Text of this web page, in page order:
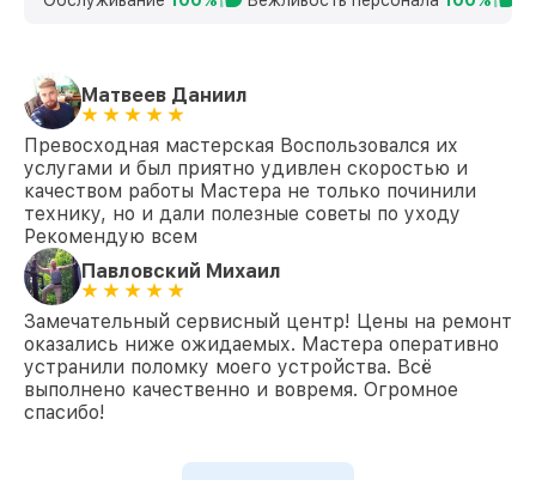
Матвеев Даниил
Превосходная мастерская Воспользовался их
услугами и был приятно удивлен скоростью и
качеством работы Мастера не только починили
технику, но и дали полезные советы по уходу
Рекомендую всем
Павловский Михаил
Замечательный сервисный центр! Цены на ремонт
оказались ниже ожидаемых. Мастера оперативно
устранили поломку моего устройства. Всё
выполнено качественно и вовремя. Огромное
спасибо!